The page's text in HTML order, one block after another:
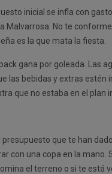
inicial se infla con
No te
es la que mata la fiesta.
gana por goleada. Las
las bebidas y extras
que no estaba en el plan
que te han
con una copa en la
el terreno o si te está